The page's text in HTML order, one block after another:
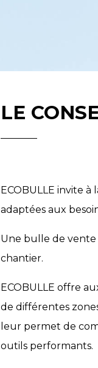
LE
ECOBULLE invite
adaptées aux
Une bulle de vente
chantier.
ECOBULLE offre
de différentes
leur permet de
outils performants.